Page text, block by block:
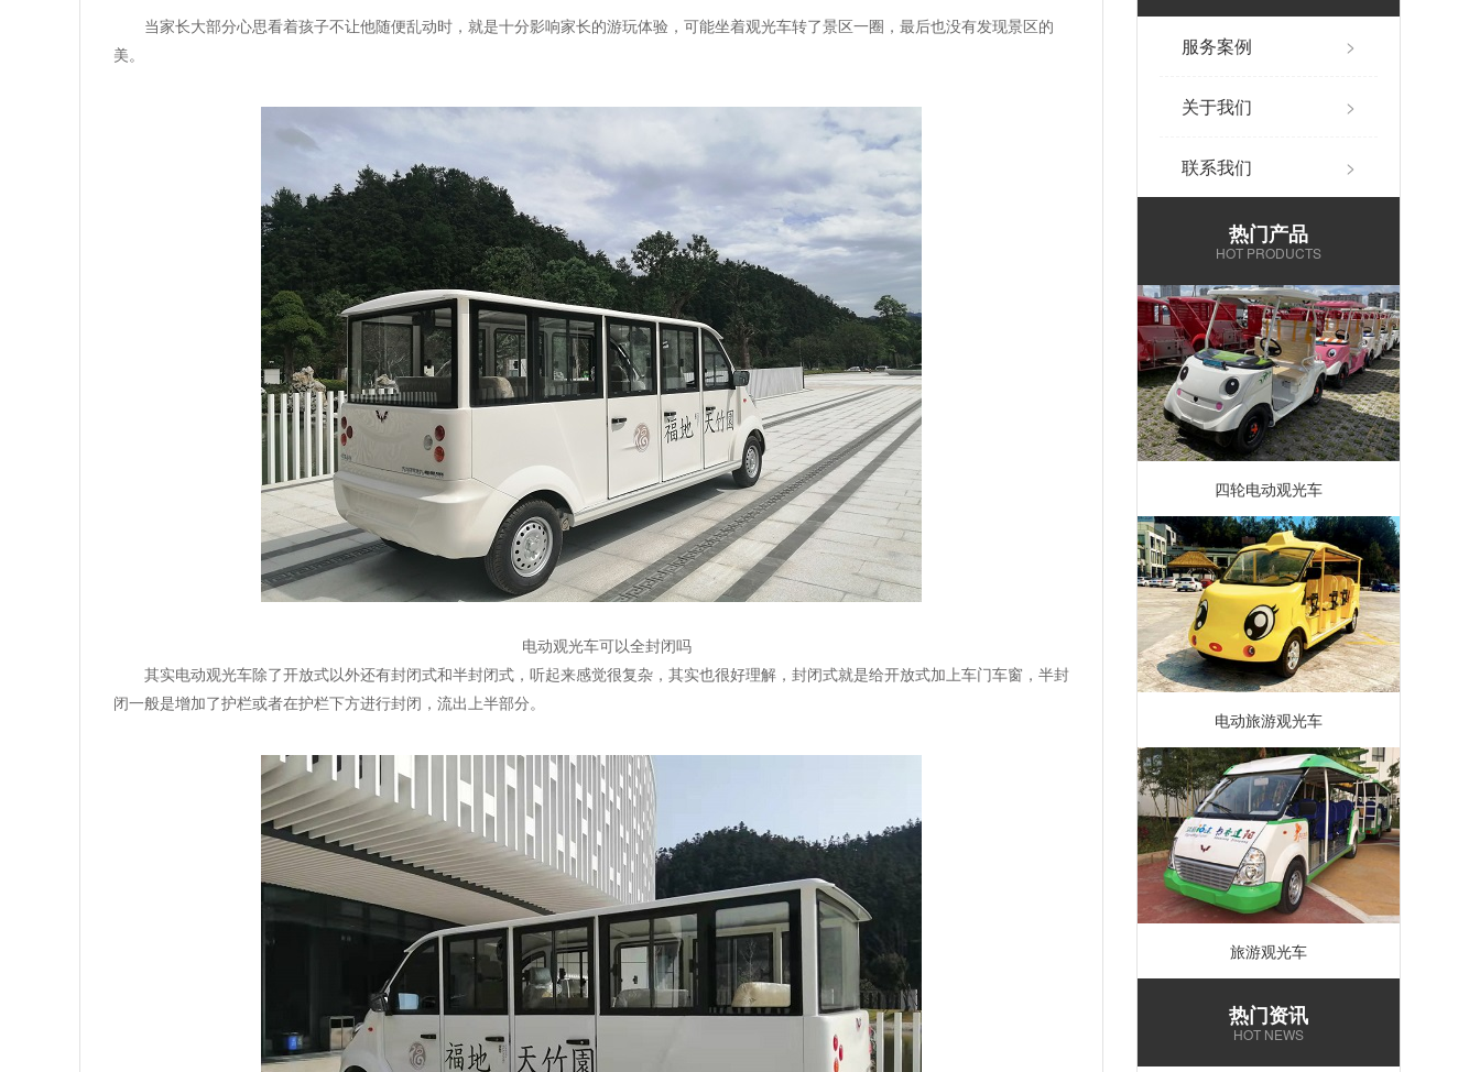
当家长大部分心思看着孩子不让他随便乱动时，就是十分影响家长的游玩体验，可能坐着观光车转了景区一圈，最后也没有发现景区的
美。
电动观光车可以全封闭吗
其实电动观光车除了开放式以外还有封闭式和半封闭式，听起来感觉很复杂，其实也很好理解，封闭式就是给开放式加上车门车窗，半封
闭一般是增加了护栏或者在护栏下方进行封闭，流出上半部分。
服务案例 >
关于我们 >
联系我们 >
热门产品
HOT PRODUCTS
四轮电动观光车
电动旅游观光车
旅游观光车
热门资讯
HOT NEWS